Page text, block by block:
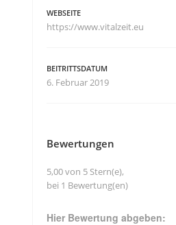
WEBSEITE
https://www.vitalzeit.eu
BEITRITTSDATUM
6. Februar 2019
Bewertungen
5,00 von 5 Stern(e),
bei 1 Bewertung(en)
Hier Bewertung abgeben: